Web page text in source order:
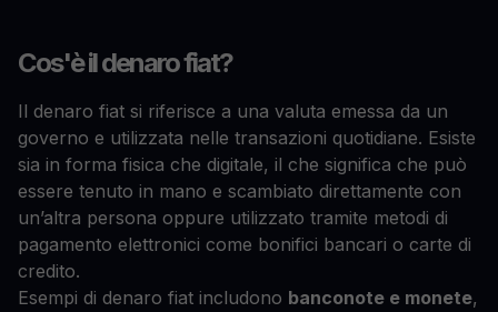
Cos'è il denaro fiat?
Il denaro fiat si riferisce a una valuta emessa da un
governo e utilizzata nelle transazioni quotidiane. Esiste
sia in forma fisica che digitale, il che significa che può
essere tenuto in mano e scambiato direttamente con
un’altra persona oppure utilizzato tramite metodi di
pagamento elettronici come bonifici bancari o carte di
credito.
Esempi di denaro fiat includono banconote e monete,